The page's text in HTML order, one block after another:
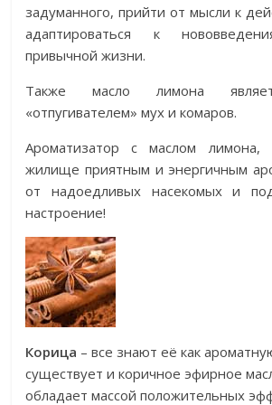
задуманного, прийти от мысли к
адаптироваться к
привычной жизни.
Также масло лимона
«отпугивателем» мух и комаров.
Ароматизатор с маслом лимона,
жилище приятным и энергичным
от надоедливых насекомых и
настроение!
Корица – все знают её как
существует и коричное эфирное
обладает массой положительных